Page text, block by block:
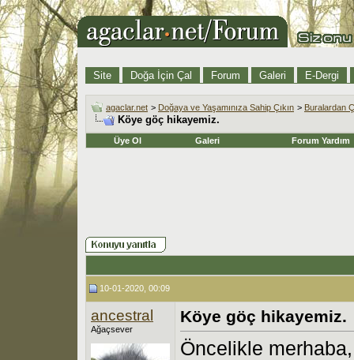
Site Doğa İçin Çal Forum Galeri E-Dergi
agaclar.net > Doğaya ve Yaşamınıza Sahip Çıkın > Buralardan
Köye göç hikayemiz.
Üye Ol Galeri Forum Yardım
10-01-2020, 00:09
ancestral
Ağaçsever
Köye göç hikayemiz.
Öncelikle merhaba,